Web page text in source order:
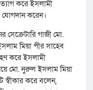
করে ইসলামী
করেন।
গাজী মো.
মিয়া পীর সাহেব
করে ইসলামী
মো. নুরুল ইসলাম মিয়া
করে বলেন,